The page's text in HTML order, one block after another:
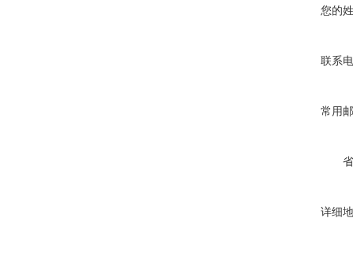
您的
联系
常用
详细